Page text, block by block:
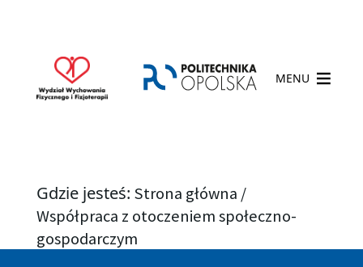
MENU
Gdzie jesteś: Strona główna /
Współpraca z otoczeniem społeczno-
gospodarczym